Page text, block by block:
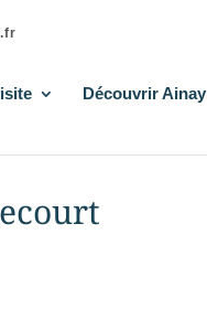
Découvrir Ainay